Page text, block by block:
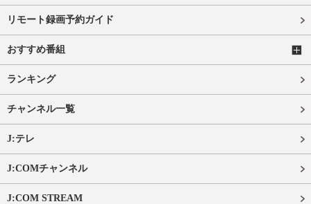
リモート録画予約ガイド
おすすめ番組
ランキング
チャンネル一覧
J:テレ
J:COMチャンネル
J:COM STREAM